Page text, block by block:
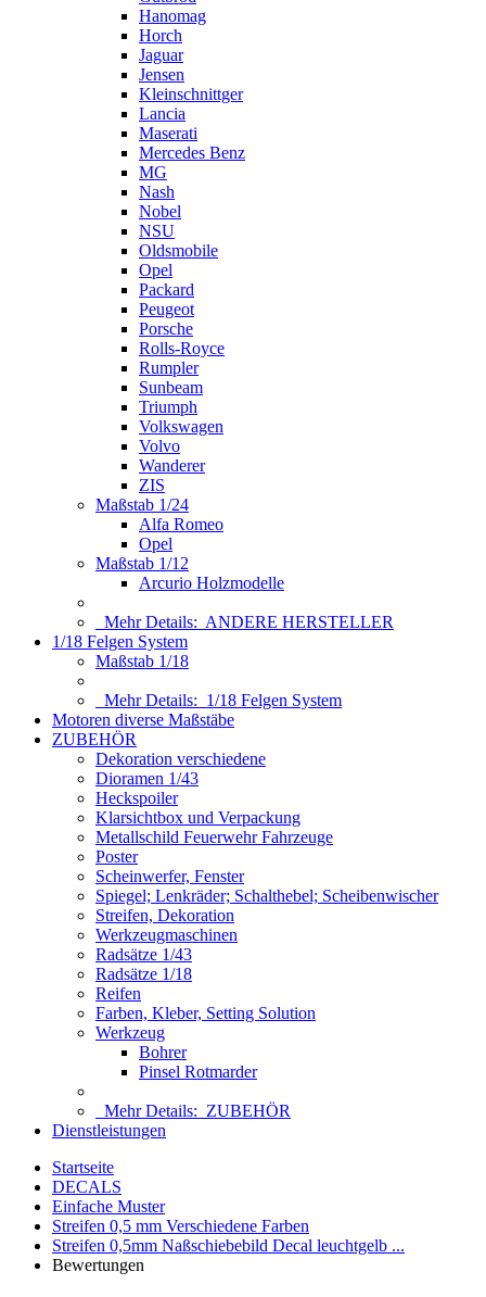
Hanomag
Horch
Jaguar
Jensen
Kleinschnittger
Lancia
Maserati
Mercedes Benz
MG
Nash
Nobel
NSU
Oldsmobile
Opel
Packard
Peugeot
Porsche
Rolls-Royce
Rumpler
Sunbeam
Triumph
Volkswagen
Volvo
Wanderer
ZIS
Maßstab 1/24
Alfa Romeo
Opel
Maßstab 1/12
Arcurio Holzmodelle
Mehr Details: ANDERE HERSTELLER
1/18 Felgen System
Maßstab 1/18
Mehr Details: 1/18 Felgen System
Motoren diverse Maßstäbe
ZUBEHÖR
Dekoration verschiedene
Dioramen 1/43
Heckspoiler
Klarsichtbox und Verpackung
Metallschild Feuerwehr Fahrzeuge
Poster
Scheinwerfer, Fenster
Spiegel; Lenkräder; Schalthebel; Scheibenwischer
Streifen, Dekoration
Werkzeugmaschinen
Radsätze 1/43
Radsätze 1/18
Reifen
Farben, Kleber, Setting Solution
Werkzeug
Bohrer
Pinsel Rotmarder
Mehr Details: ZUBEHÖR
Dienstleistungen
Startseite
DECALS
Einfache Muster
Streifen 0,5 mm Verschiedene Farben
Streifen 0,5mm Naßschiebebild Decal leuchtgelb ...
Bewertungen